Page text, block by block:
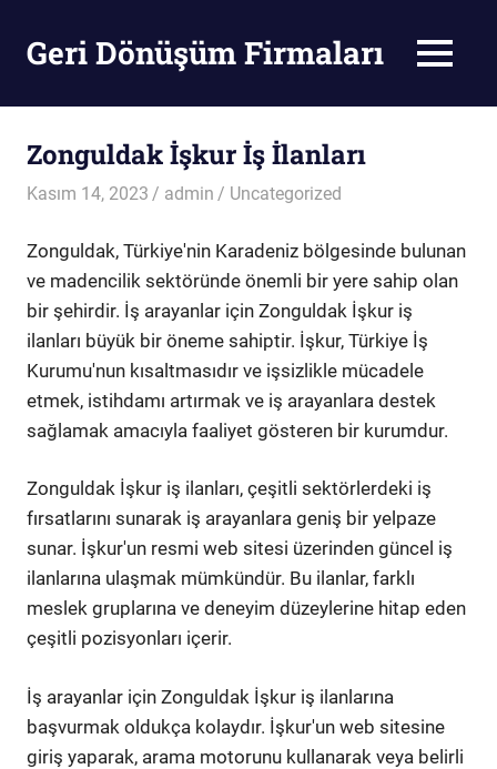
contentGeri Dönüşüm Firmaları MENU
Zonguldak İşkur İş İlanları
Kasım 14, 2023 admin Uncategorized
Zonguldak, Türkiye'nin Karadeniz bölgesinde bulunan
ve madencilik sektöründe önemli bir yere sahip olan
bir şehirdir. İş arayanlar için Zonguldak İşkur iş
ilanları büyük bir öneme sahiptir. İşkur, Türkiye İş
Kurumu'nun kısaltmasıdır ve işsizlikle mücadele
etmek, istihdamı artırmak ve iş arayanlara destek
sağlamak amacıyla faaliyet gösteren bir kurumdur.
Zonguldak İşkur iş ilanları, çeşitli sektörlerdeki iş
fırsatlarını sunarak iş arayanlara geniş bir yelpaze
sunar. İşkur'un resmi web sitesi üzerinden güncel iş
ilanlarına ulaşmak mümkündür. Bu ilanlar, farklı
meslek gruplarına ve deneyim düzeylerine hitap eden
çeşitli pozisyonları içerir.
İş arayanlar için Zonguldak İşkur iş ilanlarına
başvurmak oldukça kolaydır. İşkur'un web sitesine
giriş yaparak, arama motorunu kullanarak veya belirli